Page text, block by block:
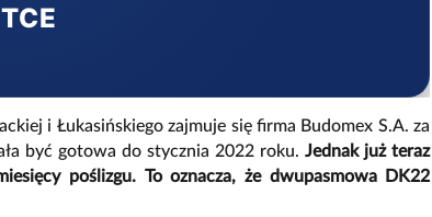
i Łukasińskiego zajmuje się firma Budomex S.A. za
być gotowa do stycznia 2022 roku.Jednak już teraz
poślizgu. To oznacza, że dwupasmowa DK22